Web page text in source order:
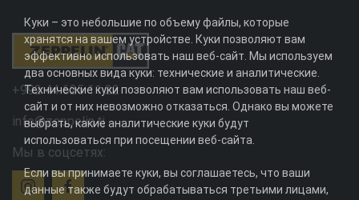
+992 44 625 11 22
info@zeppelin.tj
Мы в соцсетях:
Куки – это небольшие по объему файлы, которые
хранятся на вашем устройстве. Куки позволяют вам
эффективно использовать наш веб-сайт. Мы используем
два основных вида куки: технические и аналитические.
Технические куки позволяют вам использовать наш веб-
сайт и от них невозможно отказаться. Однако вы можете
выбрать, какие аналитические куки будут
использоваться при посещении веб-сайта.
Если вы принимаете куки, вы соглашаетесь, что ваши
данные также будут обрабатываться третьими лицами,